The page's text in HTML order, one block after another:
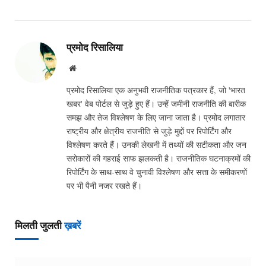
प्रमोद रिसालिया
Website
प्रमोद रिसालिया एक अनुभवी राजनीतिक पत्रकार हैं, जो 'भारत
खबर' वेब पोर्टल से जुड़े हुए हैं। उन्हें जमीनी राजनीति की बारीक
समझ और तेज विश्लेषण के लिए जाना जाता है। प्रमोद लगातार
राष्ट्रीय और क्षेत्रीय राजनीति से जुड़े मुद्दों पर रिपोर्टिंग और
विश्लेषण करते हैं। उनकी लेखनी में तथ्यों की सटीकता और जन
सरोकारों की गहराई साफ झलकती है। राजनीतिक घटनाक्रमों की
रिपोर्टिंग के साथ-साथ वे चुनावी विश्लेषण और सत्ता के समीकरणों
पर भी पैनी नजर रखते हैं।
मिलती जुलतीख़बरें